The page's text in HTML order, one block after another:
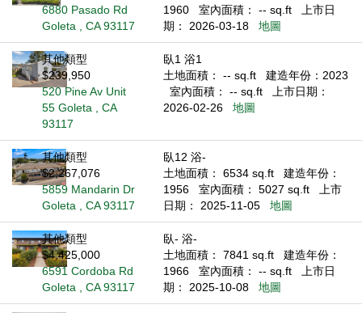
6880 Pasado Rd
Goleta , CA 93117
1960
室內面積： -- sq.ft
上市日
期： 2026-03-18
地圖
其他類型
$239,950
520 Pine Av Unit
55 Goleta , CA
93117
臥1 浴1
土地面積： -- sq.ft
建造年份：2023
室內面積： -- sq.ft
上市日期：
2026-02-26
地圖
其他類型
$2,267,076
5859 Mandarin Dr
Goleta , CA 93117
臥12 浴-
土地面積： 6534 sq.ft
建造年份：
1956
室內面積： 5027 sq.ft
上市
日期： 2025-11-05
地圖
其他類型
$4,425,000
6591 Cordoba Rd
Goleta , CA 93117
臥- 浴-
土地面積： 7841 sq.ft
建造年份：
1966
室內面積： -- sq.ft
上市日
期： 2025-10-08
地圖